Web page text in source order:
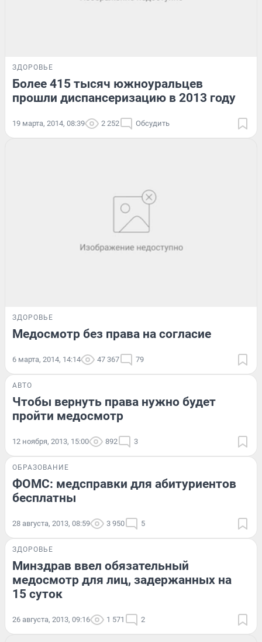
ЗДОРОВЬЕ
Более 415 тысяч южноуральцев
прошли диспансеризацию в 2013 году
19 марта, 2014, 08:39 2 252 Обсудить
ЗДОРОВЬЕ
Медосмотр без права на согласие
6 марта, 2014, 14:14 47 367 79
АВТО
Чтобы вернуть права нужно будет
пройти медосмотр
12 ноября, 2013, 15:00 892 3
ОБРАЗОВАНИЕ
ФОМС: медсправки для абитуриентов
бесплатны
28 августа, 2013, 08:59 3 950 5
ЗДОРОВЬЕ
Минздрав ввел обязательный
медосмотр для лиц, задержанных на
15 суток
26 августа, 2013, 09:16 1 571 2